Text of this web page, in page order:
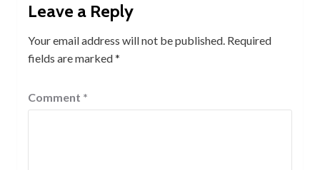
Leave a Reply
Your email address will not be published. Required
fields are marked*
Comment *